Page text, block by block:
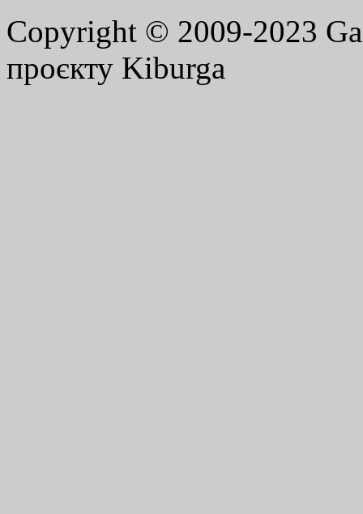
Copyright © 2009-2023
проєкту Kiburga